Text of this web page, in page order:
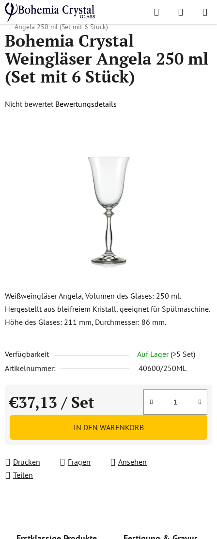
Zum
Inhalt
springen
Suchen
Startseite
/ Lieblingskollektionen /
Bohemia Crystal Weingläser
Angela 250 ml (Set mit 6 Stück)
Weißweingläser Angela, Volumen des Glases: 250 ml.
Hergestellt aus bleifreiem Kristall, geeignet für Spülmaschine.
Höhe des Glases: 211 mm, Durchmesser: 86 mm.
Verfügbarkeit Auf Lager (>5 Set)
Artikelnummer:
40600/250ML
€37,13 / Set
Verkaufspreis:
IN DEN WARENKORB
Drucken Fragen
Ansehen
Teilen
Bohemia Crystal
Weingläser Angela 250 ml
(Set mit 6 Stück)
Die
Nicht bewertet Bewertungsdetails